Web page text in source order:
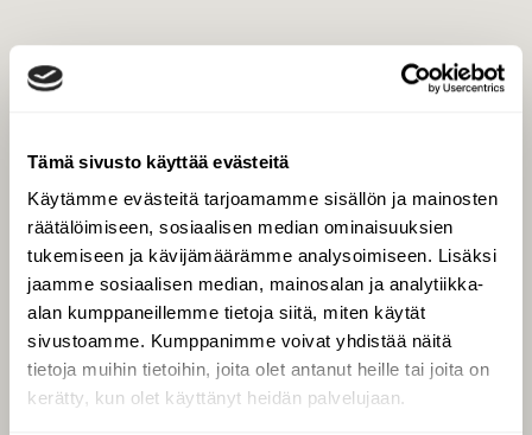
Tämä sivusto käyttää evästeitä
Käytämme evästeitä tarjoamamme sisällön ja mainosten
räätälöimiseen, sosiaalisen median ominaisuuksien
tukemiseen ja kävijämäärämme analysoimiseen. Lisäksi
jaamme sosiaalisen median, mainosalan ja analytiikka-
alan kumppaneillemme tietoja siitä, miten käytät
sivustoamme. Kumppanimme voivat yhdistää näitä
tietoja muihin tietoihin, joita olet antanut heille tai joita on
kerätty, kun olet käyttänyt heidän palvelujaan.
Tilaa digilukuoikeus
Äänestä parasta juttua
Tilaa uutiskirje
SUOMEN LUONNON­
SUOJELU­LIITTO
Suomen Luonto -lehden